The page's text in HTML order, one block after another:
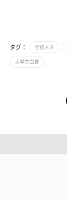
タグ： 学校ネタ
大学生白書